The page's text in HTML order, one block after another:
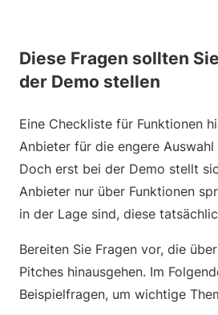
Diese Fragen sollten
der Demo stellen
Eine Checkliste für Funktionen
Anbieter für die engere Auswahl
Doch erst bei der Demo stellt
Anbieter nur über Funktionen
in der Lage sind, diese
Bereiten Sie Fragen vor, die
Pitches hinausgehen. Im
Beispielfragen, um wichtige